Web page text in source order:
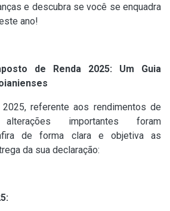
e descubra se você se enquadra
ano!
de Renda 2025: Um Guia
referente aos rendimentos de
importantes foram
de forma clara e objetiva as
da sua declaração: